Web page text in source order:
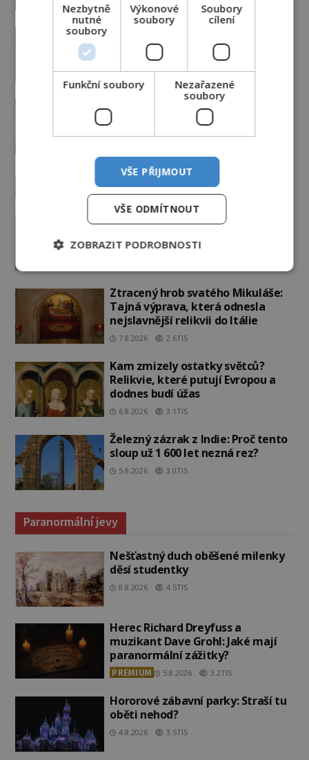
Američané v obležení UFO?
PREMIUM 27.7.2026 3.5TIS
Nad australským městem
„tančila“ záhadná světla
PREMIUM 4.7.2026 3.4TIS
Záhady historie
Ayia Napa: Kyperské vodní
povahou
Ztracený hrob svatého Mikuláše:
Tajná výprava, která odnesla
nejslavnější relikvii do Itálie
7.8.2026 2.6TIS
Kam zmizely ostatky světců?
Relikvie, které putují Evropou a
dodnes budí úžas
6.8.2026 3.1TIS
Železný zázrak z Indie: Proč tento
sloup už 1 600 let nezná rez?
5.8.2026 3.0TIS
Paranormální jevy
Nešťastný duch oběšené milenky
děsí studentky
8.8.2026 4.5TIS
Herec Richard Dreyfuss a
muzikant Dave Grohl: Jaké mají
paranormální zážitky?
PREMIUM 5.8.2026 3.2TIS
Hororové zábavní parky: Straší tu
oběti nehod?
4.8.2026 3.5TIS
Nezbytně
nutné
soubory
Výkonové
soubory
Soubory
cílení
Funkční soubory
Nezařazené
soubory
VŠE PŘIJMOUT
VŠE ODMÍTNOUT
ZOBRAZIT PODROBNOSTI